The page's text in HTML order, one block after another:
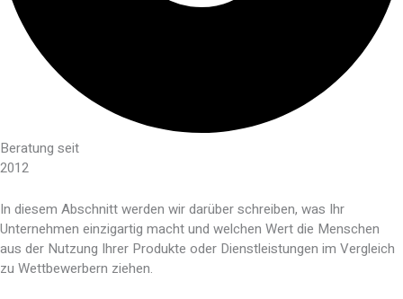
Beratung seit
2012
In diesem Abschnitt werden wir darüber schreiben, was Ihr
Unternehmen einzigartig macht und welchen Wert die Menschen
aus der Nutzung Ihrer Produkte oder Dienstleistungen im Vergleich
zu Wettbewerbern ziehen.